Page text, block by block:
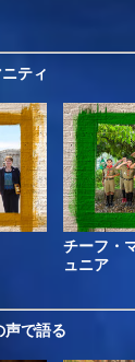
ティ
チーフ・
ュニア
で語る